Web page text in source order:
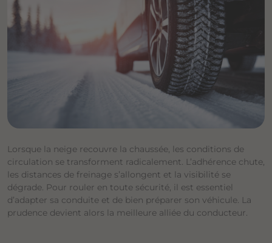
Lorsque la neige recouvre la chaussée, les conditions de
circulation se transforment radicalement. L’adhérence chute,
les distances de freinage s’allongent et la visibilité se
dégrade. Pour rouler en toute sécurité, il est essentiel
d’adapter sa conduite et de bien préparer son véhicule. La
prudence devient alors la meilleure alliée du conducteur.